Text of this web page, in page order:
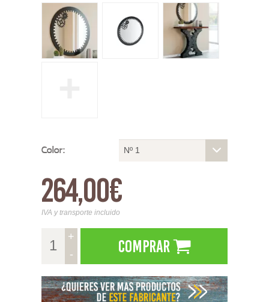
Color: Nº 1
264,00€
IVA y transporte incluido
+
-
Comprar